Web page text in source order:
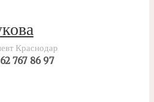
Краснодар
767 86 97